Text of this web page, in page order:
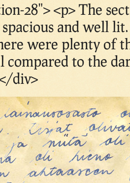
28"> <p> The
and well
were plenty of
compared to the
div>